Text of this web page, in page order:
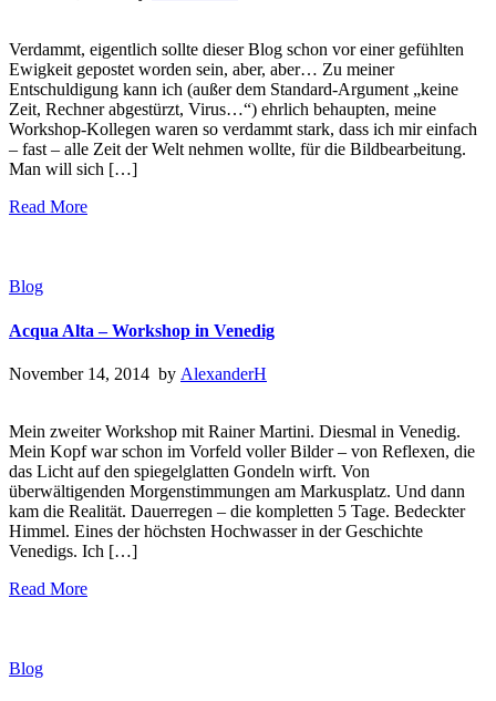
Verdammt, eigentlich sollte dieser Blog schon vor einer gefühlten
Ewigkeit gepostet worden sein, aber, aber… Zu meiner
Entschuldigung kann ich (außer dem Standard-Argument „keine
Zeit, Rechner abgestürzt, Virus…“) ehrlich behaupten, meine
Workshop-Kollegen waren so verdammt stark, dass ich mir einfach
– fast – alle Zeit der Welt nehmen wollte, für die Bildbearbeitung.
Man will sich […]
Read More
Blog
Acqua Alta – Workshop in Venedig
November 14, 2014 by AlexanderH
Mein zweiter Workshop mit Rainer Martini. Diesmal in Venedig.
Mein Kopf war schon im Vorfeld voller Bilder – von Reflexen, die
das Licht auf den spiegelglatten Gondeln wirft. Von
überwältigenden Morgenstimmungen am Markusplatz. Und dann
kam die Realität. Dauerregen – die kompletten 5 Tage. Bedeckter
Himmel. Eines der höchsten Hochwasser in der Geschichte
Venedigs. Ich […]
Read More
Blog